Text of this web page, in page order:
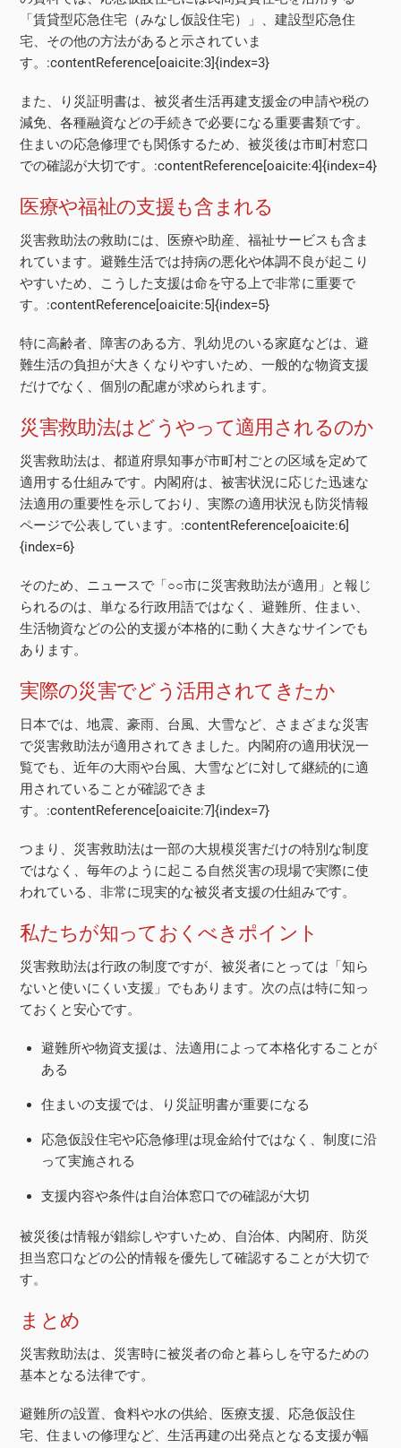
「賃貸型応急住宅（みなし仮設住宅）」、建設型応急住
宅、その他の方法があると示されていま
す。:contentReference[oaicite:3]{index=3}
また、り災証明書は、被災者生活再建支援金の申請や税の
減免、各種融資などの手続きで必要になる重要書類です。
住まいの応急修理でも関係するため、被災後は市町村窓口
での確認が大切です。:contentReference[oaicite:4]{index=4}
医療や福祉の支援も含まれる
災害救助法の救助には、医療や助産、福祉サービスも含ま
れています。避難生活では持病の悪化や体調不良が起こり
やすいため、こうした支援は命を守る上で非常に重要で
す。:contentReference[oaicite:5]{index=5}
特に高齢者、障害のある方、乳幼児のいる家庭などは、避
難生活の負担が大きくなりやすいため、一般的な物資支援
だけでなく、個別の配慮が求められます。
災害救助法はどうやって適用されるのか
災害救助法は、都道府県知事が市町村ごとの区域を定めて
適用する仕組みです。内閣府は、被害状況に応じた迅速な
法適用の重要性を示しており、実際の適用状況も防災情報
ページで公表しています。:contentReference[oaicite:6]
{index=6}
そのため、ニュースで「○○市に災害救助法が適用」と報じ
られるのは、単なる行政用語ではなく、避難所、住まい、
生活物資などの公的支援が本格的に動く大きなサインでも
あります。
実際の災害でどう活用されてきたか
日本では、地震、豪雨、台風、大雪など、さまざまな災害
で災害救助法が適用されてきました。内閣府の適用状況一
覧でも、近年の大雨や台風、大雪などに対して継続的に適
用されていることが確認できま
す。:contentReference[oaicite:7]{index=7}
つまり、災害救助法は一部の大規模災害だけの特別な制度
ではなく、毎年のように起こる自然災害の現場で実際に使
われている、非常に現実的な被災者支援の仕組みです。
私たちが知っておくべきポイント
災害救助法は行政の制度ですが、被災者にとっては「知ら
ないと使いにくい支援」でもあります。次の点は特に知っ
ておくと安心です。
避難所や物資支援は、法適用によって本格化することが
ある
住まいの支援では、り災証明書が重要になる
応急仮設住宅や応急修理は現金給付ではなく、制度に沿
って実施される
支援内容や条件は自治体窓口での確認が大切
被災後は情報が錯綜しやすいため、自治体、内閣府、防災
担当窓口などの公的情報を優先して確認することが大切で
す。
まとめ
災害救助法は、災害時に被災者の命と暮らしを守るための
基本となる法律です。
避難所の設置、食料や水の供給、医療支援、応急仮設住
宅、住まいの修理など、生活再建の出発点となる支援が幅